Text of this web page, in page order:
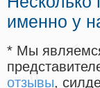
именно у
* Мы
отзывы,